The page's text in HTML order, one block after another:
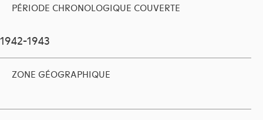
PÉRIODE CHRONOLOGIQUE COUVERTE
1942-1943
ZONE GÉOGRAPHIQUE